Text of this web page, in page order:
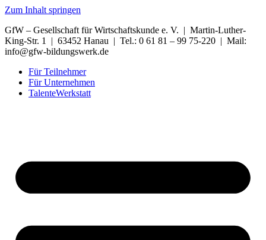
Zum Inhalt springen
GfW – Gesellschaft für Wirtschaftskunde e. V. | Martin-Luther-
King-Str. 1 | 63452 Hanau | Tel.: 0 61 81 – 99 75-220 | Mail:
info@gfw-bildungswerk.de
Für Teilnehmer
Für Unternehmen
TalenteWerkstatt